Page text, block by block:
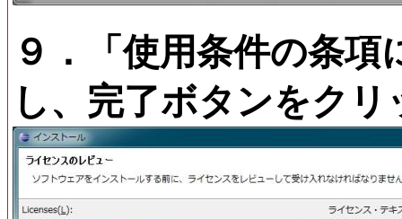
９．「使用条件の条
し、完了ボタンをク